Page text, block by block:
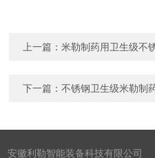
上一篇：米勒制药用卫生级不
下一篇：不锈钢卫生级米勒制
安徽利勒智能装备科技有限公司